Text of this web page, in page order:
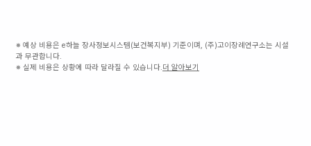
※ 예상 비용은 e하늘 장사정보시스템(보건복지부) 기준이며, (주)고이장례연구소는 시설
과 무관합니다.
※ 실제 비용은 상황에 따라 달라질 수 있습니다.더 알아보기